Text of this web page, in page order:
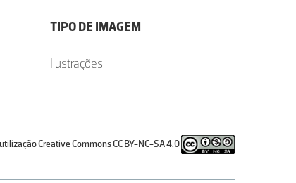
TIPO DE IMAGEM
Ilustrações
Creative Commons CC BY-NC-SA 4.0